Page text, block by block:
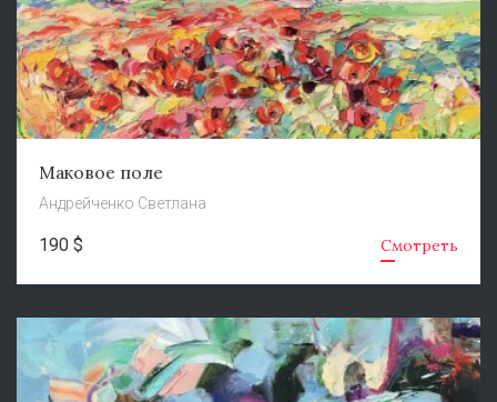
Маковое поле
Андрейченко Светлана
190 $ Смотреть